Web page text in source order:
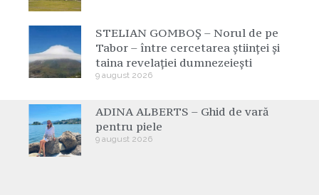
STELIAN GOMBOȘ – Norul de pe
Tabor – între cercetarea științei și
taina revelației dumnezeiești
9 august 2026
ADINA ALBERTS – Ghid de vară
pentru piele
9 august 2026